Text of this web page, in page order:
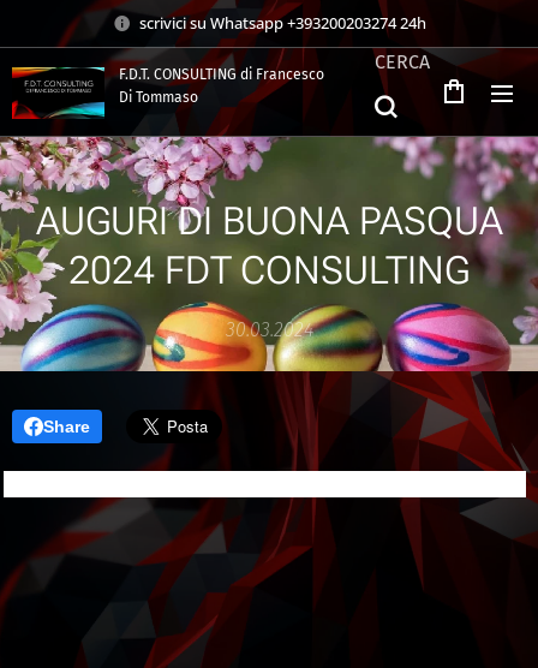
scrivici su Whatsapp +393200203274 24h
F.D.T. CONSULTING di Francesco
Di Tommaso
CERCA
AUGURI DI BUONA PASQUA
2024 FDT CONSULTING
30.03.2024
Share